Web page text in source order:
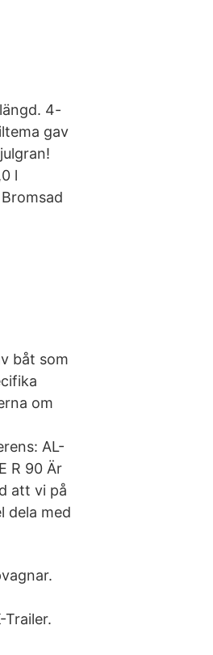
4-
gav
l
båt som
om
AL-
R 90 Är
att vi på
dela med